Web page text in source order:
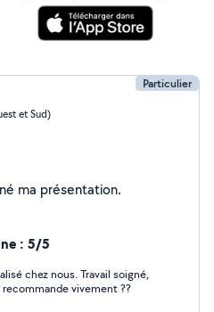
Particulier
et Sud)
Je n'ai pas encore renseigné ma présentation.
: 5/5
chez nous. Travail soigné,
vivement ??